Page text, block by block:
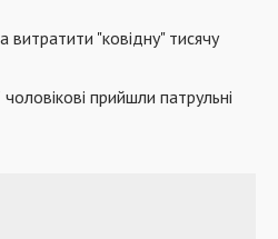
"ковідну" тисячу
прийшли патрульні